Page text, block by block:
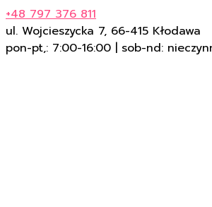
+48 797 376 811
ul. Wojcieszycka 7, 66-415 Kłodawa
pon-pt,: 7:00-16:00 | sob-nd: